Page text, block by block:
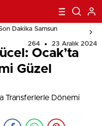
Dakika Samsun
264 23 Aralık 2024
Ocak’ta
Güzel